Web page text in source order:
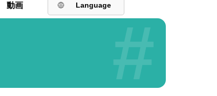
動画 Language
#